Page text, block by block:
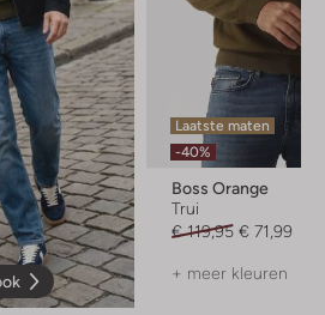
Laatste maten
-40%
Boss Orange
Trui
€ 119,95 € 71,99
+ meer kleuren